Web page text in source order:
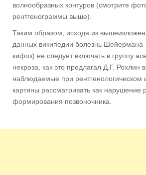
волнообразных контуров (смотрите
рентгенограммы выше).
Таким образом, исходя из
данных википедии болезнь
кифоз) не следует включать в группу
некроза, как это предлагал Д.Г. Рохлин
наблюдаемые при рентгенологическом
картины рассматривать как нарушение
формирования позвоночника.